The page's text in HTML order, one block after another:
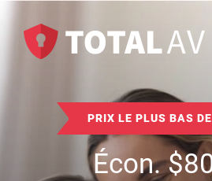
PRIX LE PLUS BAS
Écon.$